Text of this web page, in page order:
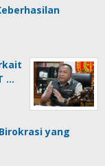
…
yang